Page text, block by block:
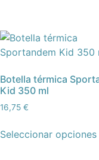
Botella térmica
Kid 350 ml
16,75 €
Seleccionar opciones